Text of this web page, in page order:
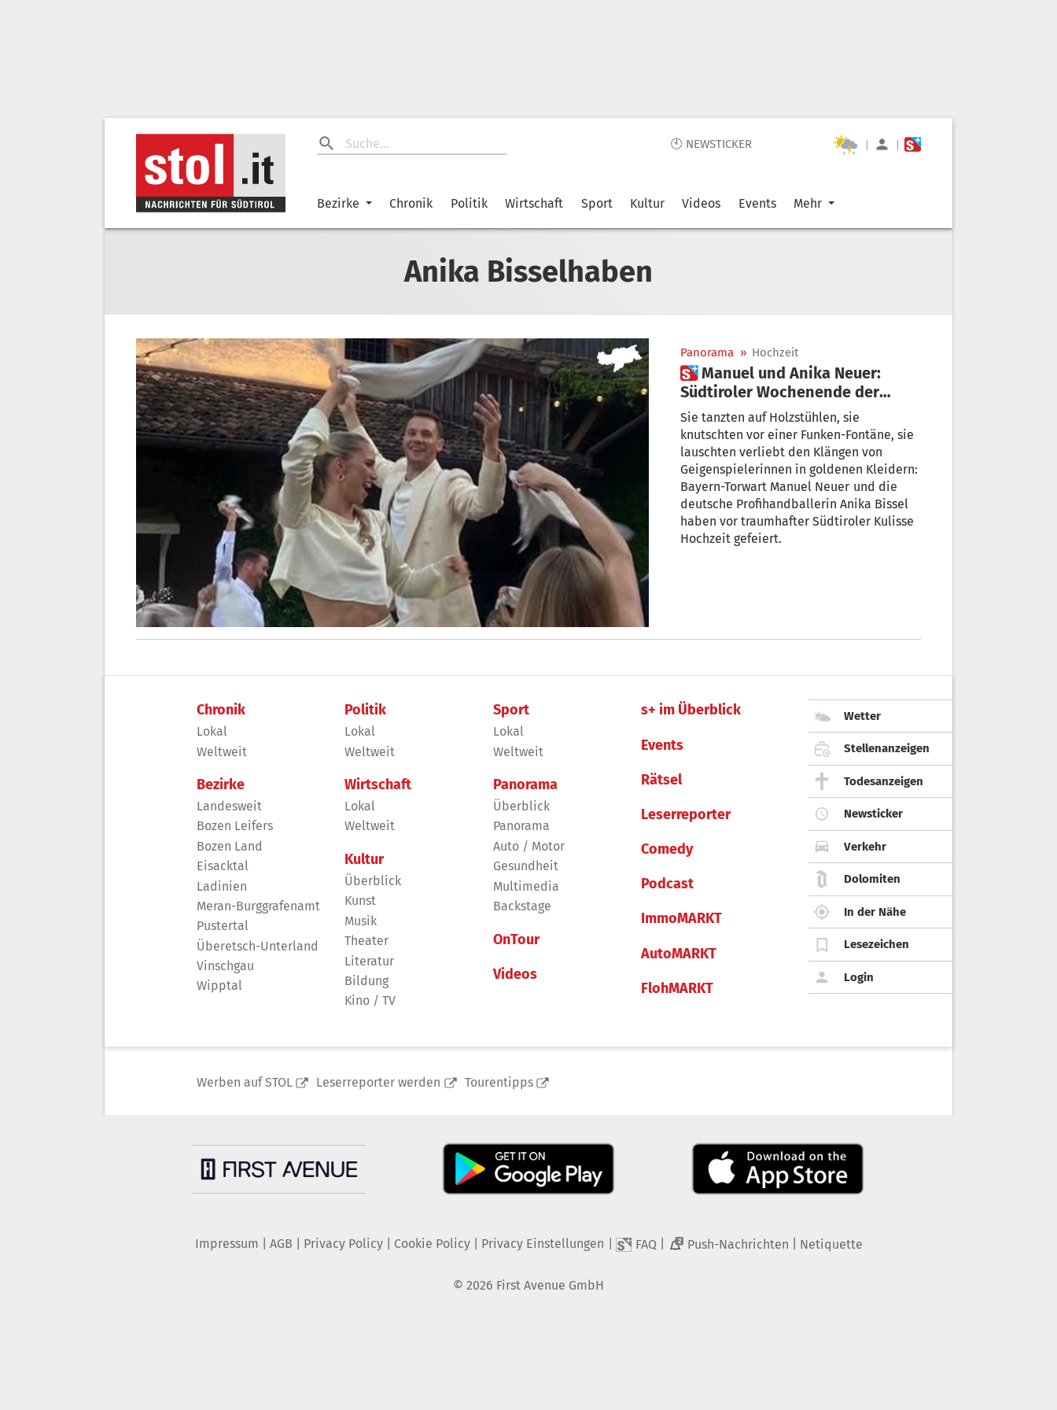
🕙 NEWSTICKER | |
Bezirke Chronik Politik Wirtschaft Sport Kultur Videos Events Mehr
Anika Bisselhaben
Panorama » Hochzeit
 Manuel und Anika Neuer:
Südtiroler Wochenende der
Liebe
Sie tanzten auf Holzstühlen, sie
knutschten vor einer Funken-Fontäne, sie
lauschten verliebt den Klängen von
Geigenspielerinnen in goldenen Kleidern:
Bayern-Torwart Manuel Neuer und die
deutsche Profihandballerin Anika Bissel
haben vor traumhafter Südtiroler Kulisse
Hochzeit gefeiert.
Chronik
Lokal
Weltweit
Bezirke
Landesweit
Bozen Leifers
Bozen Land
Eisacktal
Ladinien
Meran-Burggrafenamt
Pustertal
Überetsch-Unterland
Vinschgau
Wipptal
Politik
Lokal
Weltweit
Wirtschaft
Lokal
Weltweit
Kultur
Überblick
Kunst
Musik
Theater
Literatur
Bildung
Kino / TV
Sport
Lokal
Weltweit
Panorama
Überblick
Panorama
Auto / Motor
Gesundheit
Multimedia
Backstage
OnTour
Videos
s+ im Überblick
Events
Rätsel
Leserreporter
Comedy
Podcast
ImmoMARKT
AutoMARKT
FlohMARKT
Wetter
Stellenanzeigen
Todesanzeigen
Newsticker
Verkehr
Dolomiten
In der Nähe
Lesezeichen
Login
Werben auf STOL Leserreporter werden Tourentipps
Impressum AGB Privacy Policy| Cookie Policy| Privacy Einstellungen FAQ 2 Push-Nachrichten Netiquette
© 2026 First Avenue GmbH